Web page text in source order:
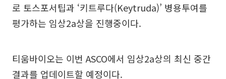
로 토스포서팁과 ‘키트루다(Keytruda)’ 병용투여를
평가하는 임상2a상을 진행중이다.
티움바이오는 이번 ASCO에서 임상2a상의 최신 중간
결과를 업데이트할 예정이다.